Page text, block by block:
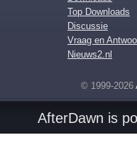
Top Downloads
Discussie
Vraag en
Nieuws2.nl
© 1999-2026
AfterDawn is